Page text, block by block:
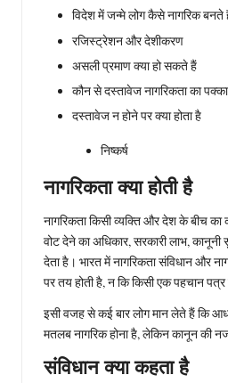
विदेश में जन्मे लोग कैसे नागरिक बनते
रजिस्ट्रेशन और देशीकरण
असली प्रमाण क्या हो सकते हैं
कौन से दस्तावेज नागरिकता का
दस्तावेज न होने पर क्या होता है
निष्कर्ष
नागरिकता क्या होती है
नागरिकता किसी व्यक्ति और देश के बीच का
वोट देने का अधिकार, सरकारी लाभ,
देता है। भारत में नागरिकता संविधान और
पर तय होती है, न कि किसी एक पहचान
इसी वजह से कई बार लोग मान लेते हैं कि
मतलब नागरिक होना है, लेकिन कानून की
संविधान क्या कहता है